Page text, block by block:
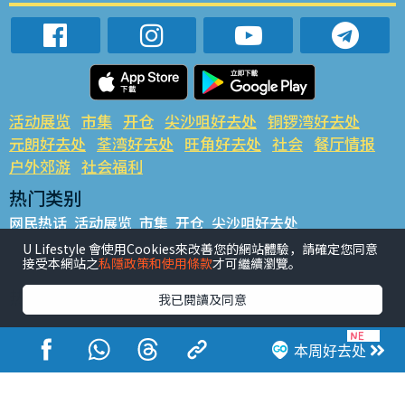
本周好去处
活动展览 市集 开仓 尖沙咀好去处 铜锣湾好去处
元朗好去处 荃湾好去处 旺角好去处 社会 餐厅情报
户外郊游 社会福利
热门类别
网民热话 活动展览 市集 开仓 尖沙咀好去处
铜锣湾好去处 元朗好去处 荃湾好去处 旺角好去处 社会
餐厅情报 户外郊游
热门标签
#UGO揾好去处 #人气活动推介 #美食社群热话
#亲子玩乐好去处
#ULifestyle应用程式
#限时抢
#UJetso礼物放送
#ULifestyle商户中心 #著数 #网络热话
U Lifestyle 會使用Cookies來改善您的網站體驗，請確定您同意
接受本網站之私隱政策和使用條款才可繼續瀏覽。
我已閱讀及同意